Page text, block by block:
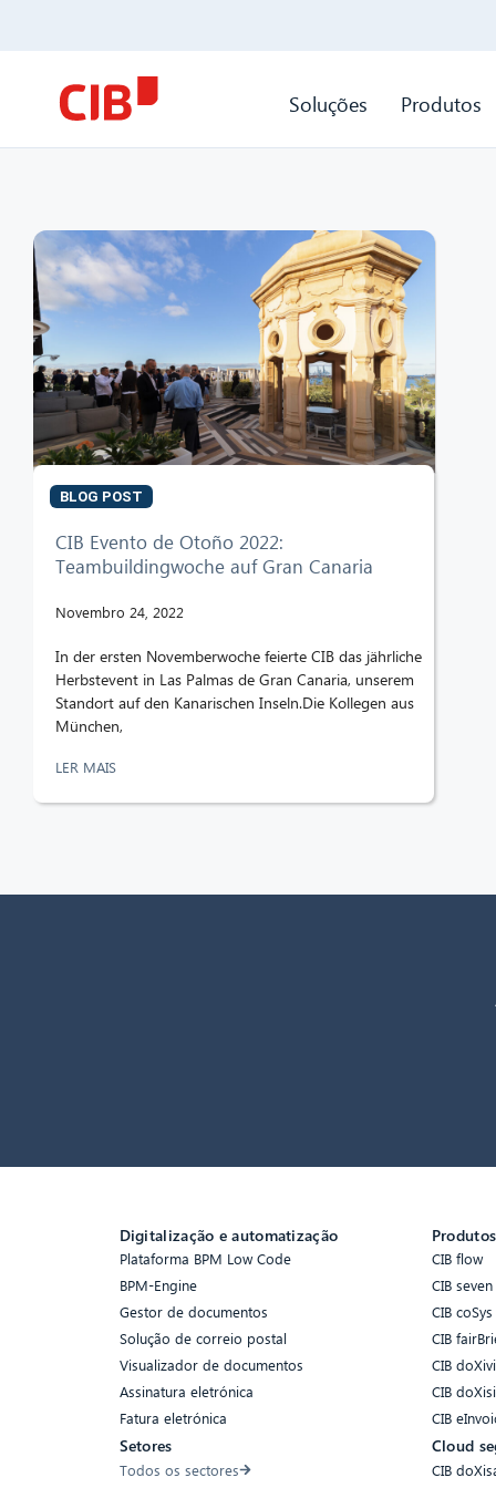
Soluções Produtos
BLOG POST
CIB Evento de Otoño 2022:
Teambuildingwoche auf Gran Canaria
Novembro 24, 2022
In der ersten Novemberwoche feierte CIB das jährliche
Herbstevent in Las Palmas de Gran Canaria, unserem
Standort auf den Kanarischen Inseln.Die Kollegen aus
München,
LER MAIS
Digitalização e automatização
Plataforma BPM Low Code
BPM-Engine
Gestor de documentos
Solução de correio postal
Visualizador de documentos
Assinatura eletrónica
Fatura eletrónica
Setores
Todos os sectores
Produtos
CIB flow
CIB seven
CIB coSys
CIB
CIB
CIB
CIB
Cloud
CIB